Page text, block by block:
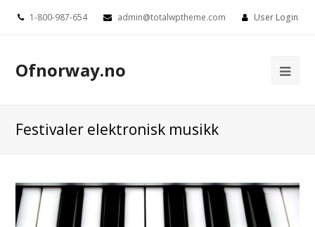
1-800-987-654 admin@totalwptheme.com User Login
Ofnorway.no
Festivaler elektronisk musikk